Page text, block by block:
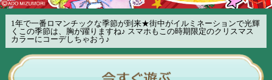
1年で一番ロマンチックな季節が到来★街中がイルミネーションで光輝
くこの季節は、胸が躍りますね♪ スマホもこの時期限定のクリスマス
カラーにコーデしちゃおう♪